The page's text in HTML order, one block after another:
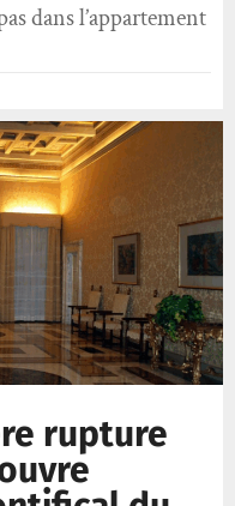
dans l’appartement
rupture